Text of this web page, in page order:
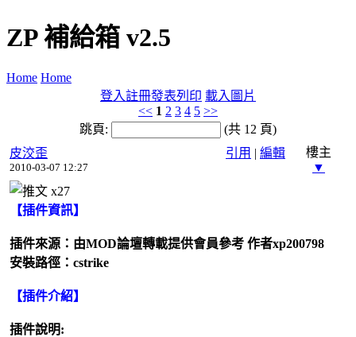
ZP 補給箱 v2.5
Home Home
登入註冊發表列印 載入圖片
<< 1 2 3 4 5 >>
跳頁:
(共 12 頁)
引用 | 編輯
皮洨歪
2010-03-07 12:27
樓主
▼
x27
【插件資訊】
插件來源：由MOD論壇轉載提供會員參考 作者xp200798
安裝路徑：cstrike
【插件介紹】
插件說明: